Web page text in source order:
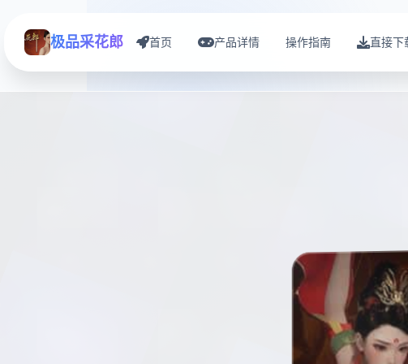
极品采花郎 首页 产品详情 操作指南 直接下